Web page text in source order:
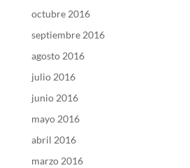
octubre 2016
septiembre 2016
agosto 2016
julio 2016
junio 2016
mayo 2016
abril 2016
marzo 2016